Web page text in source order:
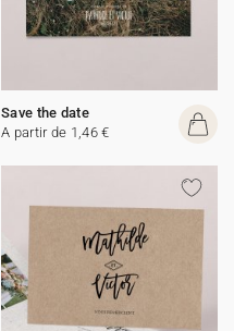
Save the date
A partir de 1,46 €